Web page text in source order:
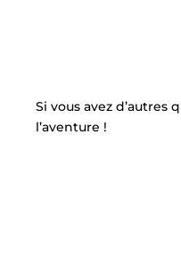
Si vous avez d’autres
l’aventure !